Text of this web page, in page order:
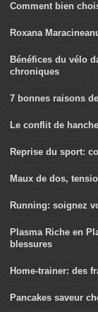
Comment bien
Roxana
Bénéfices du vélo
chroniques
7 bonnes raisons
Le conflit de
Reprise du sport:
Maux de dos,
Running: soignez
Plasma Riche en
blessures
Home-trainer: des
Pancakes saveur